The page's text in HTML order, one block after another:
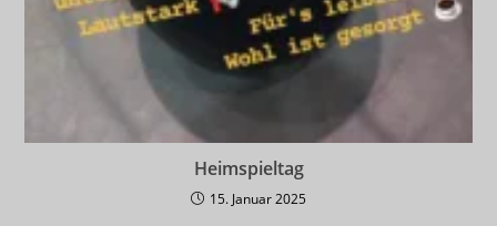
Heimspieltag
15. Januar 2025